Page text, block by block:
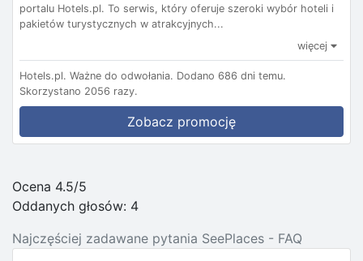
portalu Hotels.pl. To serwis, który oferuje szeroki wybór hoteli i
pakietów turystycznych w atrakcyjnych...
więcej
Hotels.pl. Ważne do odwołania. Dodano 686 dni temu.
Skorzystano 2056 razy.
Zobacz promocję
Ocena 4.5/5
Oddanych głosów: 4
Najczęściej zadawane pytania SeePlaces - FAQ